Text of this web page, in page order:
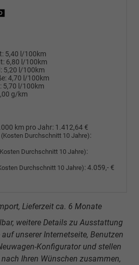
5,40 l/100km
6,80 l/100km
5,20 l/100km
4,70 l/100km
5,70 l/100km
g/km
km pro Jahr: 1.412,64 €
(Kosten Durchschnitt 10 Jahre):
Durchschnitt 10 Jahre):
Durchschnitt 10 Jahre):4.059,- €
Lieferzeit ca. 6 Monate
weitere Details zu Ausstattung
unserer Internetseite, Benutzen
Konfigurator und stellen
Ihren Wünschen zusammen,